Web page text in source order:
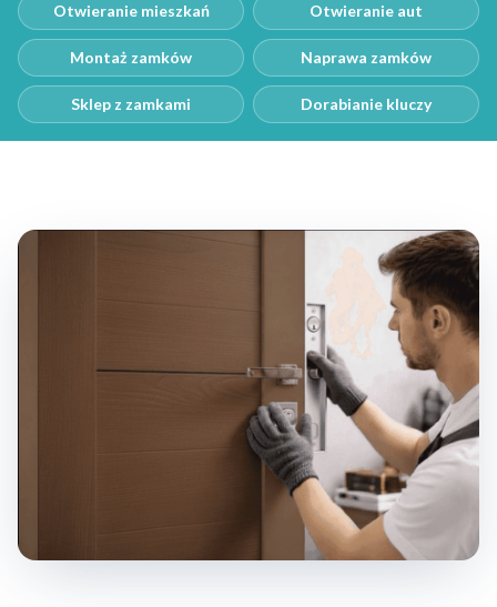
Otwieranie mieszkań Otwieranie aut
Montaż zamków Naprawa zamków
Sklep z zamkami Dorabianie kluczy